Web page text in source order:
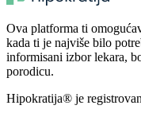
Ova platforma ti
kada ti je najviše bilo
informisani izbor lekara,
porodicu.
Hipokratija® je